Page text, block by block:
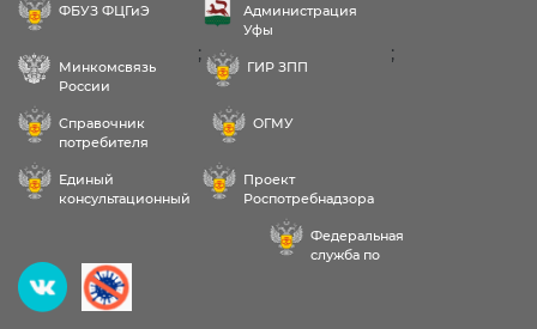
Здравствуйте! Пожалуйста,
выберите услугу:
ФБУЗ ФЦГиЭ
Администрация
Уфы
Минкомсвязь
России
;
ГИР ЗПП
;
Справочник
потребителя
ОГМУ
Единый
консультационный
Проект
Роспотребнадзора
РФ «Здоровое
питание» Федеральная
служба по